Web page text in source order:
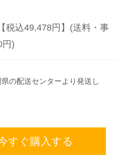
税込49,478円】(送料・事
円)
県の配送センターより発送し
すぐ購入する